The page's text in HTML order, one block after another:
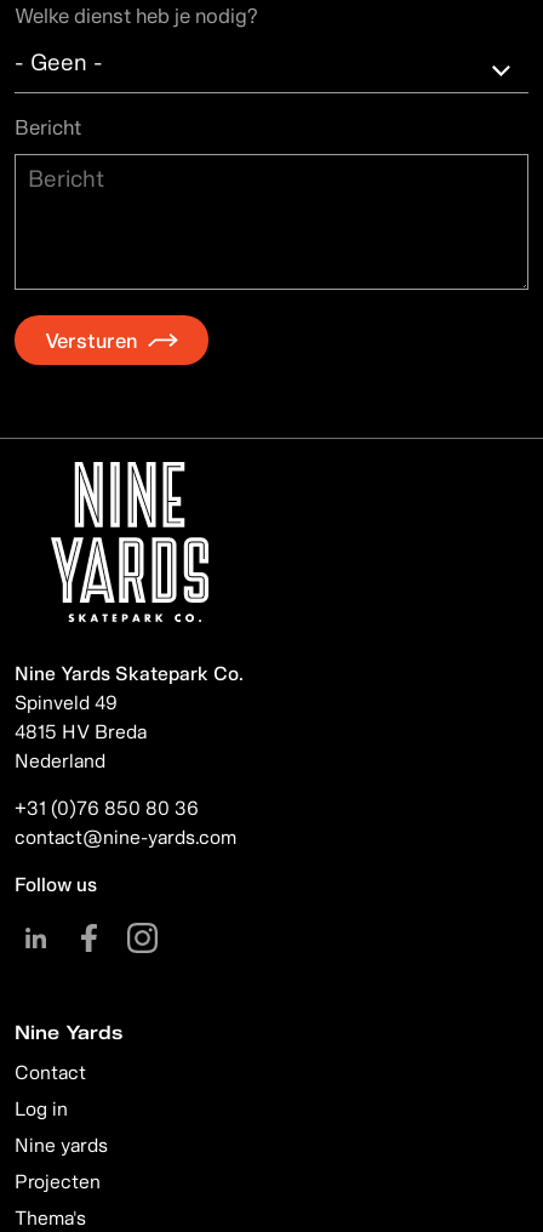
Welke dienst heb je nodig?
- Geen -
- Geen -
Skateparks
Events
Custom Builds
Onderhoud skateparken
Bericht
Versturen
Nine Yards Skatepark Co.
Spinveld 49
4815 HV Breda
Nederland
+31 (0)76 850 80 36
contact@nine-yards.com
Follow us
Nine Yards
Contact
Log in
Nine yards
Projecten
Thema's